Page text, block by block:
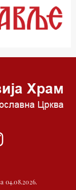
сат
04.08.2026.